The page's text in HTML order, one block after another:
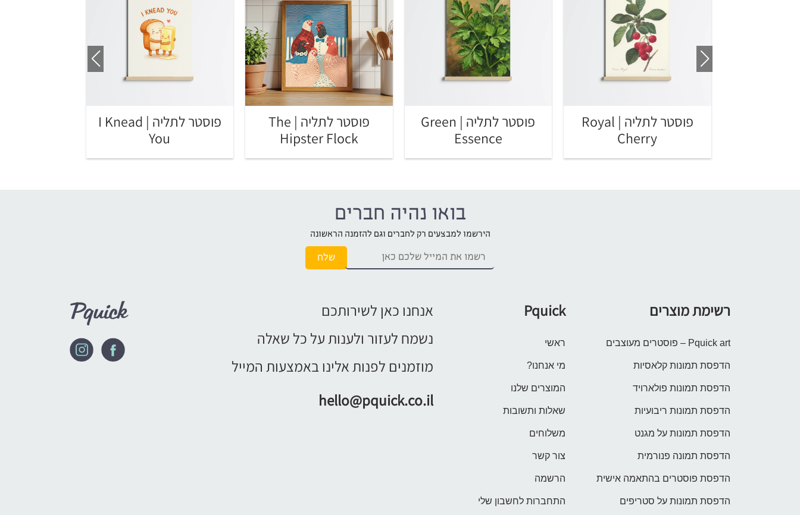
פוסטר לתליה | Royal
Cherry
פוסטר לתליה | Green
Essence
פוסטר לתליה | The
Hipster Flock
פוסטר לתליה | I Knead
You
בואו נהיה חברים
הירשמו למבצעים רק לחברים וגם להזמנה הראשונה
רשימת מוצרים
Pquick art – פוסטרים מעוצבים
הדפסת תמונות קלאסיות
הדפסת תמונות פולארויד
הדפסת תמונות ריבועיות
הדפסת תמונות על מגנט
הדפסת תמונה פנורמית
הדפסת פוסטרים בהתאמה אישית
הדפסת תמונות על סטריפים
Pquick
ראשי
מי אנחנו?
המוצרים שלנו
שאלות ותשובות
משלוחים
צור קשר
הרשמה
התחברות לחשבון שלי
אנחנו כאן לשירותכם
נשמח לעזור ולענות על כל שאלה
מוזמנים לפנות אלינו באמצעות המייל
hello@pquick.co.il